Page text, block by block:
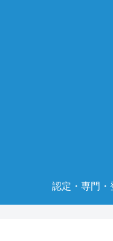
認定・専門・